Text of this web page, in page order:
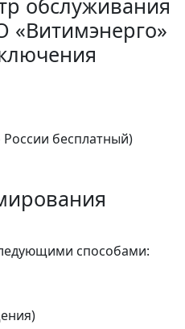
обслуживания
«Витимэнерго»
России бесплатный)
способами: